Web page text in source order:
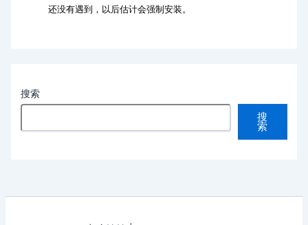
还没有遇到，以后估计会强制安装。
搜索
搜
索